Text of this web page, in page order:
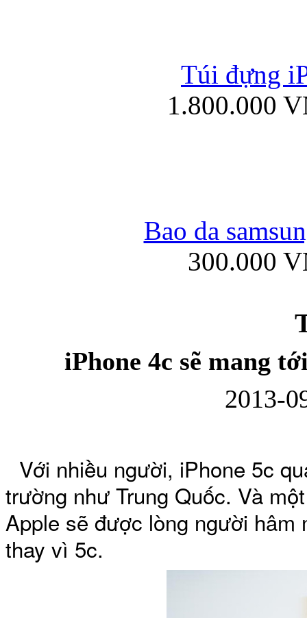
Túi xách da
Bao da Samsung
Ốp lưng Samsung
Túi đựng
1.800.000
Bao da
300.000
iPhone 4c sẽ mang
2013-
Với nhiều người, iPhone 5c
trường như Trung Quốc. Và
Apple sẽ được lòng người hâm
thay vì 5c.